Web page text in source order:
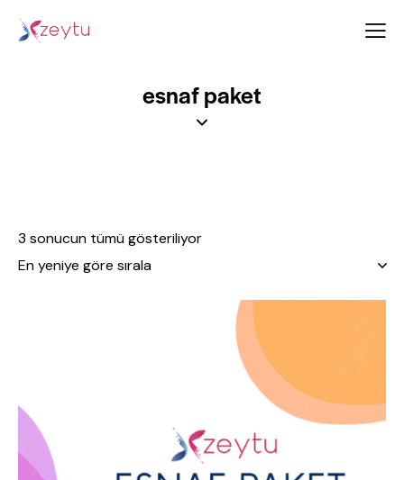
esnaf paket
3 sonucun tümü gösteriliyor